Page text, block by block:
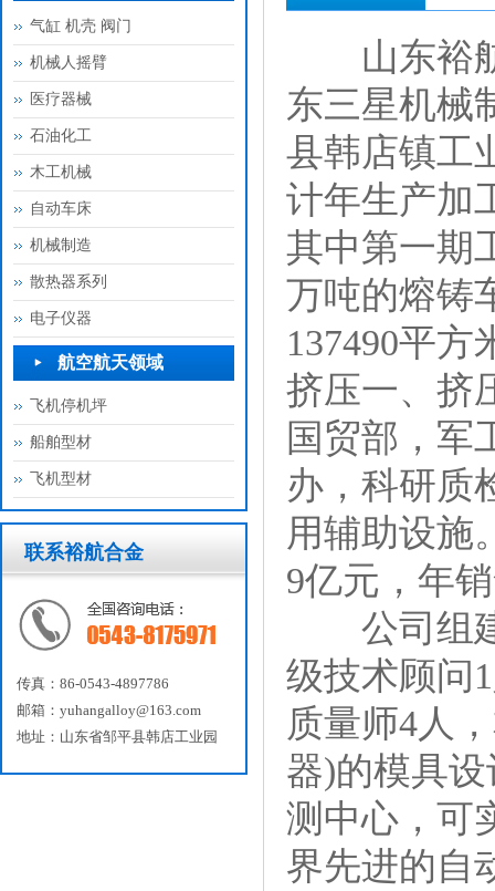
气缸 机壳 阀门
机械人摇臂
医疗器械
石油化工
木工机械
自动车床
机械制造
散热器系列
电子仪器
航空航天领域
飞机停机坪
船舶型材
飞机型材
联系裕航合金
传真：86-0543-4897786
邮箱：yuhangalloy@163.com
地址：山东省邹平县韩店工业园
山东裕航
东三星机械
县韩店镇工
计年生产加
其中第一期
万吨的熔铸
137490平
挤压一、挤
国贸部，军
办，科研质
用辅助设施
9亿元，年
公司组建
级技术顾问
质量师4人
器)的模具
测中心，可
界先进的自